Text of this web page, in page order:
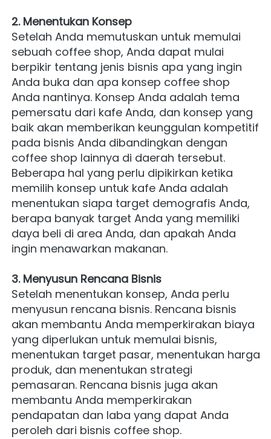
2. Menentukan Konsep
Setelah Anda memutuskan untuk memulai
sebuah coffee shop, Anda dapat mulai
berpikir tentang jenis bisnis apa yang ingin
Anda buka dan apa konsep coffee shop
Anda nantinya. Konsep Anda adalah tema
pemersatu dari kafe Anda, dan konsep yang
baik akan memberikan keunggulan kompetitif
pada bisnis Anda dibandingkan dengan
coffee shop lainnya di daerah tersebut.
Beberapa hal yang perlu dipikirkan ketika
memilih konsep untuk kafe Anda adalah
menentukan siapa target demografis Anda,
berapa banyak target Anda yang memiliki
daya beli di area Anda, dan apakah Anda
ingin menawarkan makanan.
3. Menyusun Rencana Bisnis
Setelah menentukan konsep, Anda perlu
menyusun rencana bisnis. Rencana bisnis
akan membantu Anda memperkirakan biaya
yang diperlukan untuk memulai bisnis,
menentukan target pasar, menentukan harga
produk, dan menentukan strategi
pemasaran. Rencana bisnis juga akan
membantu Anda memperkirakan
pendapatan dan laba yang dapat Anda
peroleh dari bisnis coffee shop.